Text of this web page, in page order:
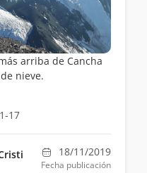
arriba de Cancha
nieve.
17
18/11/2019
Fecha publicación